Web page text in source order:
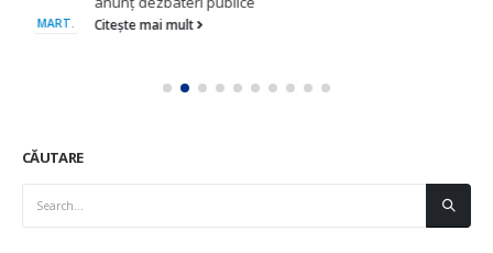
MART. Citește mai mult